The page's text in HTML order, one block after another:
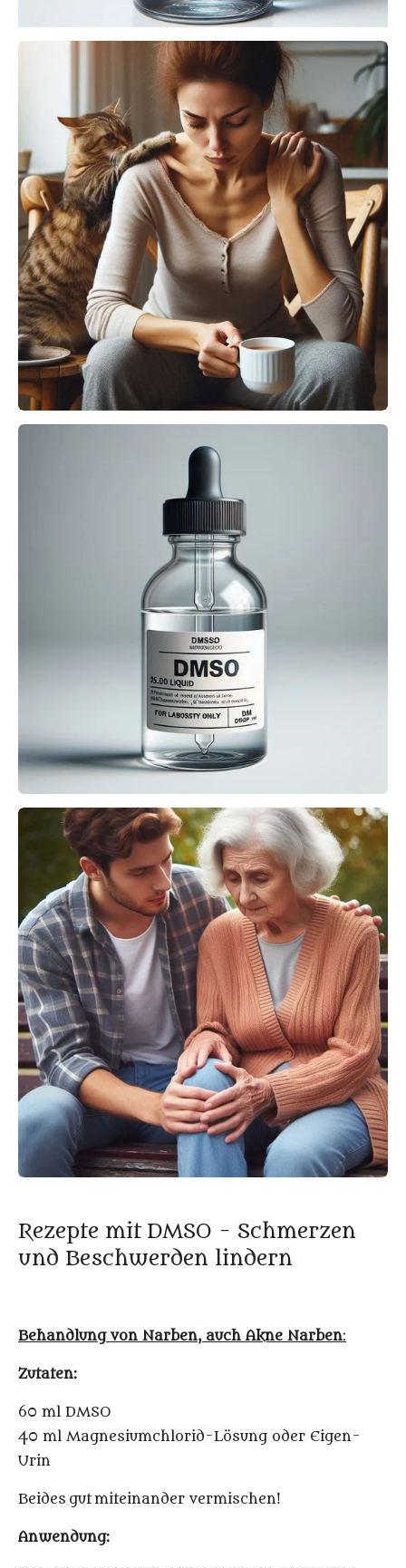
Rezepte mit DMSO - Schmerzen
und Beschwerden lindern
Behandlung von Narben, auch Akne Narben:
Zutaten:
60 ml DMSO
40 ml Magnesiumchlorid-Lösung oder Eigen-
Urin
Beides gutmiteinander vermischen!
Anwendung: